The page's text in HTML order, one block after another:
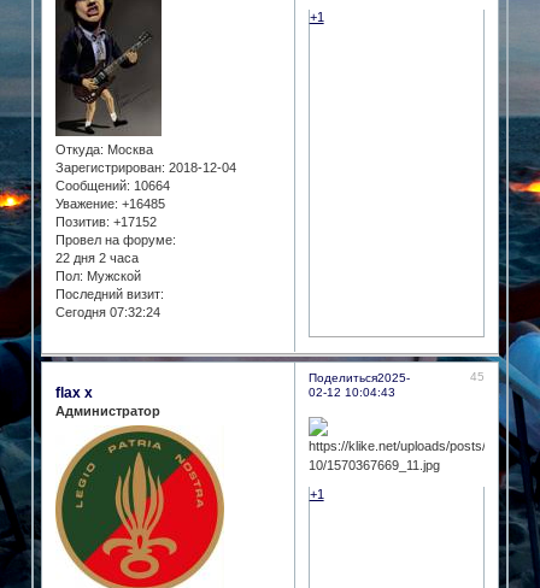
Откуда: Москва
Зарегистрирован: 2018-12-04
Сообщений: 10664
Уважение: +16485
Позитив: +17152
Провел на форуме:
22 дня 2 часа
Пол: Мужской
Последний визит:
Сегодня 07:32:24
+1
Поделиться 45
2025-
02-12 10:04:43
flax x
Администратор
+1